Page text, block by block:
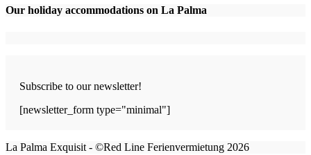
Our holiday accommodations on La Palma
Subscribe to our newsletter!
[newsletter_form type="minimal"]
La Palma Exquisit - ©Red Line Ferienvermietung 2026